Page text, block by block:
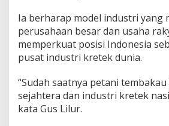
Ia berharap model industri yang
perusahaan besar dan usaha
memperkuat posisi Indonesia
pusat industri kretek dunia.
“Sudah saatnya petani
sejahtera dan industri kretek
kata Gus Lilur.